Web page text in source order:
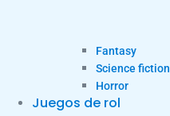
Fantasy
Science fiction
Horror
Juegos de rol